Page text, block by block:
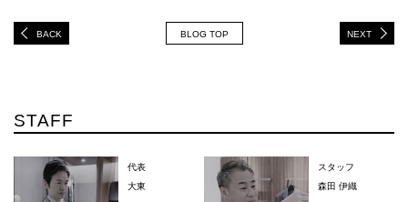
BACK BLOG TOP NEXT
STAFF
代表
大東
スタッフ
森田 伊織